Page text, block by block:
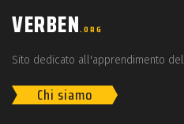
VERBEN.ORG
Sito dedicato all'apprendimento
Chi siamo